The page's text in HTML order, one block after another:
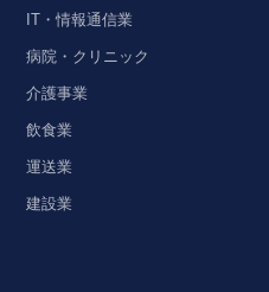
IT・情報通信業
病院・クリニック
介護事業
飲食業
運送業
建設業